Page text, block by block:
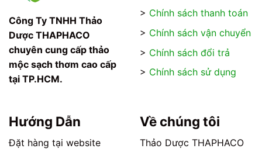
Các
tùy
chọn
có
thể
được
trang
sản
phẩm
Các
tùy
có
được
trang
sản
phẩm
Công Ty TNHH Thảo
Dược THAPHACO
chuyên cung cấp thảo
mộc sạch thơm cao cấp
tại TP.HCM.
> Chính sách thanh toán
> Chính sách vận chuyển
> Chính sách đổi trả
> Chính sách sử dụng
Hướng Dẫn
Đặt hàng tại website
Về chúng tôi
Thảo Dược THAPHACO